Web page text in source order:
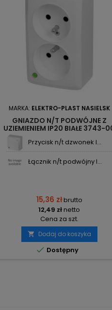
MARKA: ELEKTRO-PLAST NASIELSK
GNIAZDO N/T PODWÓJNE Z
UZIEMIENIEM IP20 BIAŁE 3743-
BERG ELEKTRO-PLAST NASIELSK
Przycisk n/t dzwonek I...
Łącznik n/t podwójny I...
15,36 złbrutto
12,49 złnetto
Cena za szt.
 Dodaj do koszyka
 Dostępny